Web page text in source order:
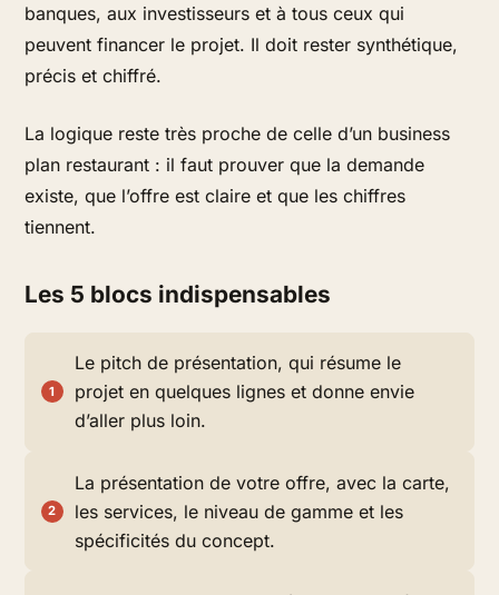
banques, aux investisseurs et à tous ceux qui
peuvent financer le projet. Il doit rester synthétique,
précis et chiffré.
La logique reste très proche de celle d’un business
plan restaurant : il faut prouver que la demande
existe, que l’offre est claire et que les chiffres
tiennent.
Les 5 blocs indispensables
Le pitch de présentation, qui résume le
projet en quelques lignes et donne envie
d’aller plus loin.
La présentation de votre offre, avec la carte,
les services, le niveau de gamme et les
spécificités du concept.